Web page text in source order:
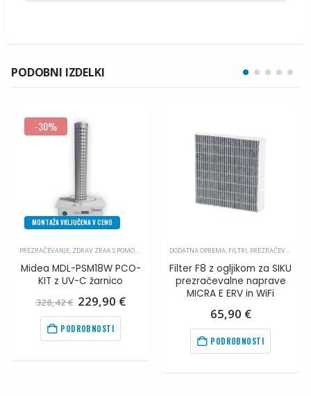
PODOBNI IZDELKI
-30%
MONTAŽA VKLJUČENA V CENO
PREZRAČEVANJE, ZDRAV ZRAK S POMOČJO UV-C ŽARNICE
Midea MDL-PSM18W PCO-
KIT z UV-C žarnico
328,42€ Izvirna
cena
je
bila:
328,42€
229,90 €Trenutna
PODROBNOSTI
DODATNA OPREMA, FILTRI, PREZRAČEVANJE
Filter F8 z ogljikom za SIKU
prezračevalne naprave
MICRA E ERV in WiFi
65,90 €
PODROBNOSTI